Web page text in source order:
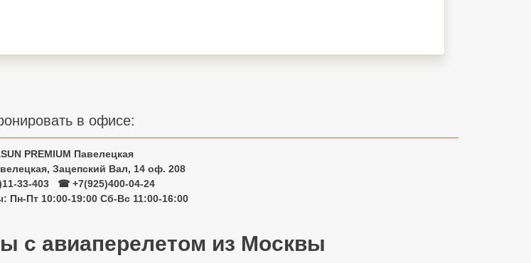
в офисе:
PREMIUM Павелецкая
Зацепский Вал, 14 оф. 208
33-403
☎ +7(925)400-04-24
Пн-Пт 10:00-19:00 Сб-Вс 11:00-16:00
с авиаперелетом из Москвы